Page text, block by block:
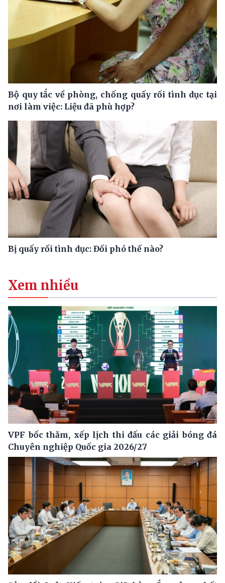
Bộ quy tắc về phòng, chống quấy rối tình dục tại
nơi làm việc: Liệu đã phù hợp?
Bị quấy rối tình dục: Đối phó thế nào?
Xem nhiều
VPF bốc thăm, xếp lịch thi đấu các giải bóng đá
Chuyên nghiệp Quốc gia 2026/27